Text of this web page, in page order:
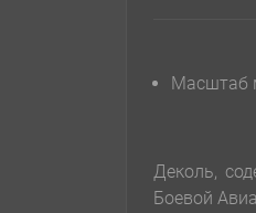
Масштаб
Деколь,
Боевой